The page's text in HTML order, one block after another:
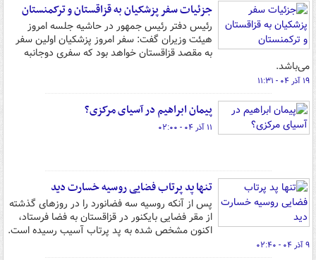
جزئیات سفر پزشکیان به قزاقستان و ترکمنستان
رئیس دفتر رئیس جمهور در حاشیه جلسه امروز
هیئت وزیران گفت: سفر امروز پزشکیان اولین سفر
به مقصد قزاقستان خواهد بود که سفری دوجانبه
می‌باشد.
۱۹ آذر ۰۴ - ۱۱:۳۱
پیمان ابراهیم در آسیای مرکزی؟
۱۱ آذر ۰۴ - ۰۲:۰۰
تنها پد پرتاب فضایی روسیه خسارت دید
پس از آنکه روسیه سه فضانورد را در روزهای گذشته
از مقر فضایی بایکنور در قزاقستان به فضا فرستاد،
اکنون مشخص شده به پد پرتاب آسیب رسیده است.
۹ آذر ۰۴ - ۰۲:۴۰